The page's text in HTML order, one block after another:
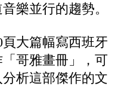
樂並行的趨勢。
大篇幅寫西班牙
哥雅畫冊」，可
析這部傑作的文